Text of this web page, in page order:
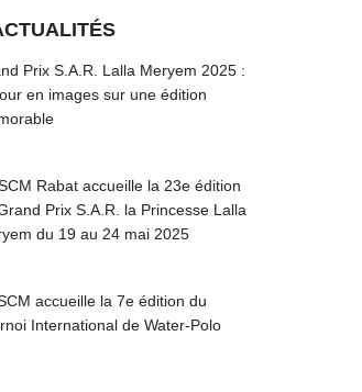
Prix S.A.R. Lalla Meryem 2025 :
en images sur une édition
Rabat accueille la 23e édition
Prix S.A.R. la Princesse Lalla
du 19 au 24 mai 2025
accueille la 7e édition du
International de Water-Polo